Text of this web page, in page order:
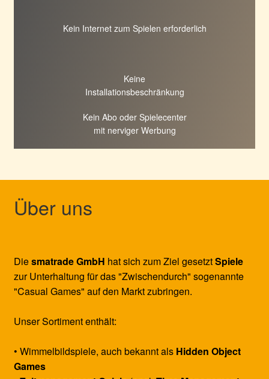
Kein Internet zum Spielen erforderlich
Keine
Installationsbeschränkung
Kein Abo oder Spielecenter
mit nerviger Werbung
Über uns
Diesmatrade GmbH hat sich zum Ziel gesetztSpiele
zur Unterhaltung für das "Zwischendurch" sogenannte
"Casual Games" auf den Markt zubringen.
Unser Sortiment enthält:
• Wimmelbildspiele, auch bekannt als Hidden Object
Games